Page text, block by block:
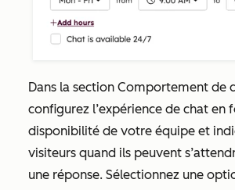
Dans la section Comportement de
configurez l’expérience de chat en
disponibilité de votre équipe et
visiteurs quand ils peuvent
une réponse. Sélectionnez une